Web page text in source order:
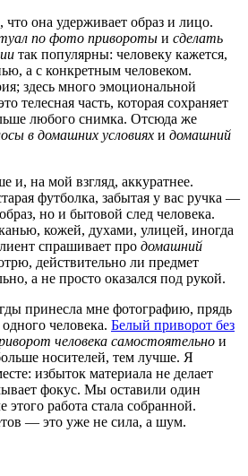
она удерживает образ и лицо.
по фото привороты и сделать
так популярны: человеку кажется,
а с конкретным человеком.
здесь много эмоциональной
телесная часть, которая сохраняет
любого снимка. Отсюда же
в домашних условиях и домашний
и, на мой взгляд, аккуратнее.
футболка, забытая у вас ручка —
но и бытовой след человека.
кожей, духами, улицей, иногда
спрашивает про домашний
действительно ли предмет
а не просто оказался под рукой.
принесла мне фотографию, прядь
человека. Белый приворот без
человека самостоятельно и
носителей, тем лучше. Я
избыток материала не делает
фокус. Мы оставили один
этого работа стала собранной.
— это уже не сила, а шум.